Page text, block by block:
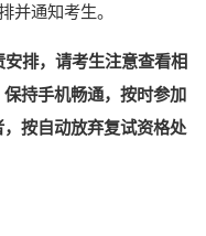
并通知考生。
排，请考生注意查看相
持手机畅通，按时参加
按自动放弃复试资格处